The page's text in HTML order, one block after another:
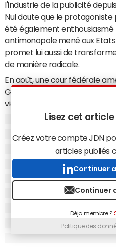
l'industrie de la publicité
Nul doute que le protagoniste
été également enthousiasmé
antimonopole mené aux
promet lui aussi de
de manière radicale.
En août, une cour fédérale
Google exerçait un monopole
violant la Section 2 du
interdit les monopoles. Le
fortes barrières à l'entrée
pied de ses concurrents.
démarré quatre ans plus tôt,
sévérité croissante
position dominante des
attendait depuis que le
américain propose des
situation, la plus radicale
l'entreprise.
Lisez cet article
Créez votre compte JDN
articles publiés
Continuer
Continuer
Déja membre ?
Politique des